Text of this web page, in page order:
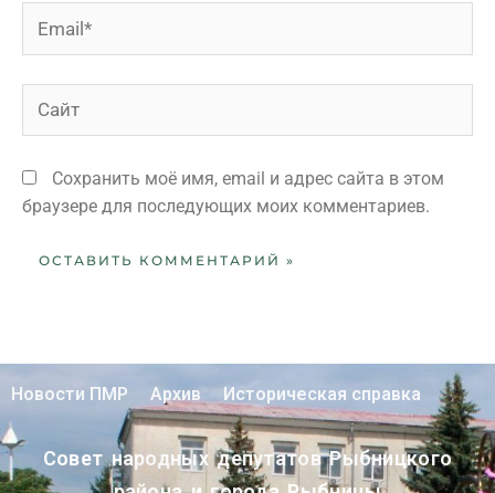
Сохранить моё имя, email и адрес сайта в этом
браузере для последующих моих комментариев.
Новости ПМР Архив Историческая справка
Совет народных депутатов Рыбницкого